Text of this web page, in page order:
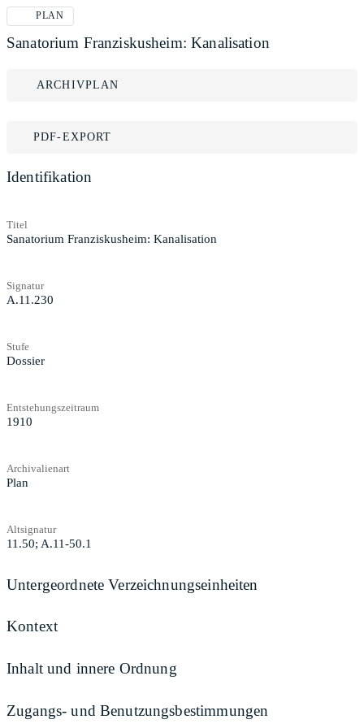
PLAN
Sanatorium Franziskusheim: Kanalisation
ARCHIVPLAN
PDF-EXPORT
Identifikation
Titel
Sanatorium Franziskusheim: Kanalisation
Signatur
A.11.230
Stufe
Dossier
Entstehungszeitraum
1910
Archivalienart
Plan
Altsignatur
11.50; A.11-50.1
Untergeordnete Verzeichnungseinheiten
Kontext
Inhalt und innere Ordnung
Zugangs- und Benutzungsbestimmungen